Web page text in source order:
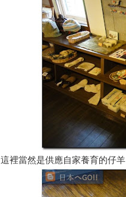
這裡當然是供應自家養育的仔羊